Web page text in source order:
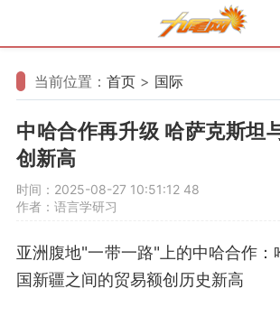
当前位置： 首页 > 国际
中哈合作再升级 哈萨克斯坦
创新高
时间：2025-08-27 10:51:12 48
作者：语言学研习
亚洲腹地"一带一路"上的中哈合作：
国新疆之间的贸易额创历史新高